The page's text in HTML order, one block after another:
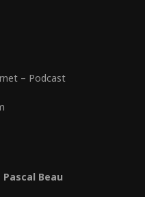
– Podcast
Beau